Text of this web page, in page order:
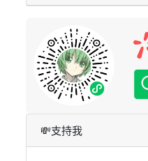
💸支持我